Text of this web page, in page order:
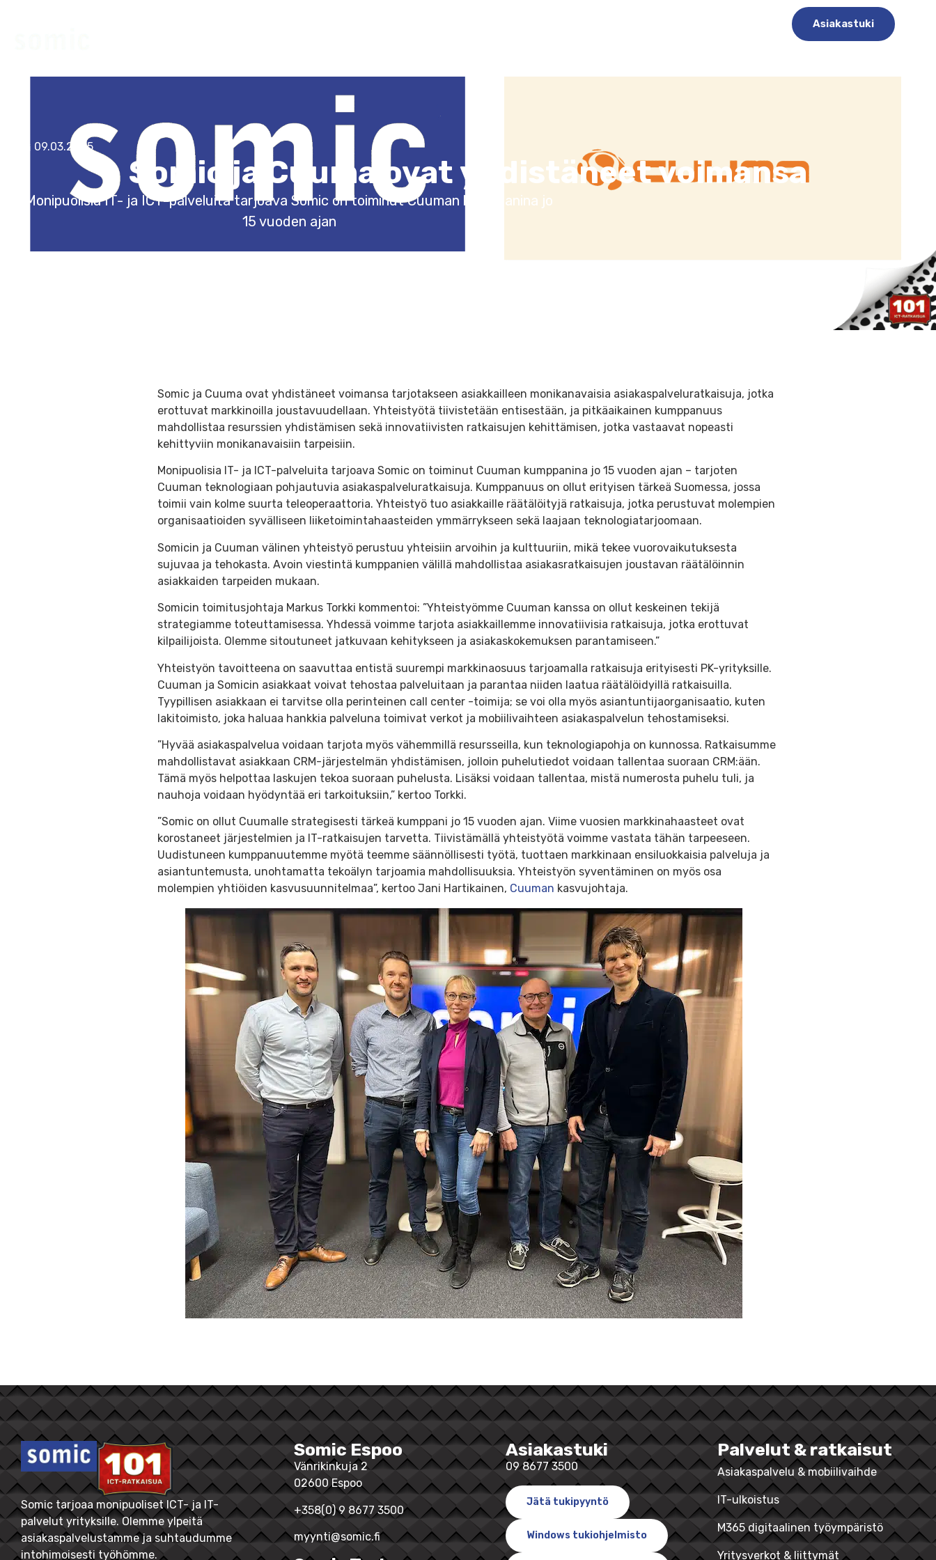
Asiakastuki
09.03.2025
Somic ja Cuuma ovat yhdistäneet voimansa
Monipuolisia IT- ja ICT-palveluita tarjoava Somic on toiminut Cuuman kumppanina jo
15 vuoden ajan
Somic ja Cuuma ovat yhdistäneet voimansa tarjotakseen asiakkailleen monikanavaisia asiakaspalveluratkaisuja, jotka
erottuvat markkinoilla joustavuudellaan. Yhteistyötä tiivistetään entisestään, ja pitkäaikainen kumppanuus
mahdollistaa resurssien yhdistämisen sekä innovatiivisten ratkaisujen kehittämisen, jotka vastaavat nopeasti
kehittyviin monikanavaisiin tarpeisiin.
Monipuolisia IT- ja ICT-palveluita tarjoava Somic on toiminut Cuuman kumppanina jo 15 vuoden ajan – tarjoten
Cuuman teknologiaan pohjautuvia asiakaspalveluratkaisuja. Kumppanuus on ollut erityisen tärkeä Suomessa, jossa
toimii vain kolme suurta teleoperaattoria. Yhteistyö tuo asiakkaille räätälöityjä ratkaisuja, jotka perustuvat molempien
organisaatioiden syvälliseen liiketoimintahaasteiden ymmärrykseen sekä laajaan teknologiatarjoomaan.
Somicin ja Cuuman välinen yhteistyö perustuu yhteisiin arvoihin ja kulttuuriin, mikä tekee vuorovaikutuksesta
sujuvaa ja tehokasta. Avoin viestintä kumppanien välillä mahdollistaa asiakasratkaisujen joustavan räätälöinnin
asiakkaiden tarpeiden mukaan.
Somicin toimitusjohtaja Markus Torkki kommentoi: ”Yhteistyömme Cuuman kanssa on ollut keskeinen tekijä
strategiamme toteuttamisessa. Yhdessä voimme tarjota asiakkaillemme innovatiivisia ratkaisuja, jotka erottuvat
kilpailijoista. Olemme sitoutuneet jatkuvaan kehitykseen ja asiakaskokemuksen parantamiseen.”
Yhteistyön tavoitteena on saavuttaa entistä suurempi markkinaosuus tarjoamalla ratkaisuja erityisesti PK-yrityksille.
Cuuman ja Somicin asiakkaat voivat tehostaa palveluitaan ja parantaa niiden laatua räätälöidyillä ratkaisuilla.
Tyypillisen asiakkaan ei tarvitse olla perinteinen call center -toimija; se voi olla myös asiantuntijaorganisaatio, kuten
lakitoimisto, joka haluaa hankkia palveluna toimivat verkot ja mobiilivaihteen asiakaspalvelun tehostamiseksi.
”Hyvää asiakaspalvelua voidaan tarjota myös vähemmillä resursseilla, kun teknologiapohja on kunnossa. Ratkaisumme
mahdollistavat asiakkaan CRM-järjestelmän yhdistämisen, jolloin puhelutiedot voidaan tallentaa suoraan CRM:ään.
Tämä myös helpottaa laskujen tekoa suoraan puhelusta. Lisäksi voidaan tallentaa, mistä numerosta puhelu tuli, ja
nauhoja voidaan hyödyntää eri tarkoituksiin,” kertoo Torkki.
”Somic on ollut Cuumalle strategisesti tärkeä kumppani jo 15 vuoden ajan. Viime vuosien markkinahaasteet ovat
korostaneet järjestelmien ja IT-ratkaisujen tarvetta. Tiivistämällä yhteistyötä voimme vastata tähän tarpeeseen.
Uudistuneen kumppanuutemme myötä teemme säännöllisesti työtä, tuottaen markkinaan ensiluokkaisia palveluja ja
asiantuntemusta, unohtamatta tekoälyn tarjoamia mahdollisuuksia. Yhteistyön syventäminen on myös osa
molempien yhtiöiden kasvusuunnitelmaa”, kertoo Jani Hartikainen, Cuuman kasvujohtaja.
Somic tarjoaa monipuoliset ICT- ja IT-
palvelut yrityksille. Olemme ylpeitä
asiakaspalvelustamme ja suhtaudumme
intohimoisesti työhömme.
Somic Espoo
Vänrikinkuja 2
02600 Espoo
+358(0) 9 8677 3500
myynti@somic.fi
Asiakastuki
09 8677 3500
Jätä tukipyyntö
Windows tukiohjelmisto
Palvelut & ratkaisut
Asiakaspalvelu & mobiilivaihde
IT-ulkoistus
M365 digitaalinen työympäristö
Yritysverkot & liittymät